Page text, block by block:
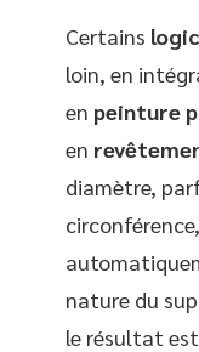
Certains
loin, en
en peinture
en
diamètre,
nature du
le résultat